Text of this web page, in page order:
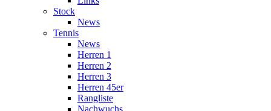
Stock
News
Tennis
News
Herren 1
Herren 2
Herren 3
Herren 45er
Rangliste
Nachwuchs